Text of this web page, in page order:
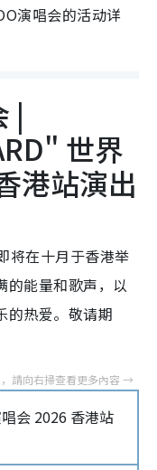
演唱会的活动详
|
世界
港站演出
将在十月于香港举
的能量和歌声，以
的热爱。敬请期
会 2026 香港站